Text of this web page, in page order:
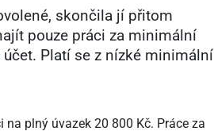
skončila jí přitom
pouze práci za minimální
Platí se z nízké minimální
na plný úvazek 20 800 Kč. Práce za